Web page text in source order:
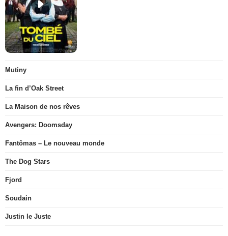
Mutiny
La fin d’Oak Street
La Maison de nos rêves
Avengers: Doomsday
Fantômas – Le nouveau monde
The Dog Stars
Fjord
Soudain
Justin le Juste